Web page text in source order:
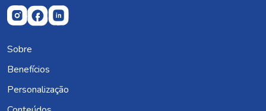
Sobre
Benefícios
Personalização